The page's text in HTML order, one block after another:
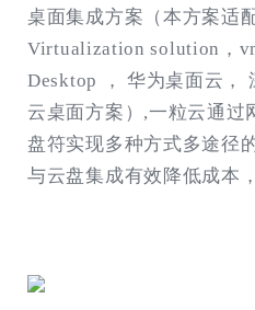
桌面集成方案（本方案适
Virtualization solution，
Desktop ， 华为桌面云，
云桌面方案）,一粒云通过
盘符实现多种方式多途径
与云盘集成有效降低成本